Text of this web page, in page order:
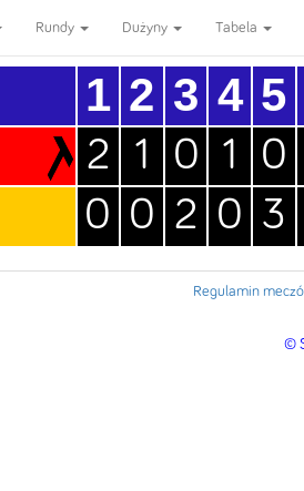
Rundy Dużyny Tabela
1
2
0
2
1
0
3
0
2
4
1
0
5
0
3
Regulamin
©